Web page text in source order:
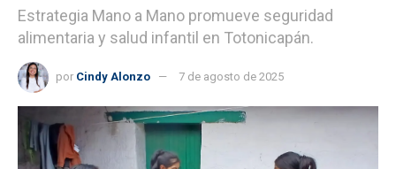
Estrategia Mano a Mano promueve seguridad
alimentaria y salud infantil en Totonicapán.
por Cindy Alonzo 7 de agosto de 2025